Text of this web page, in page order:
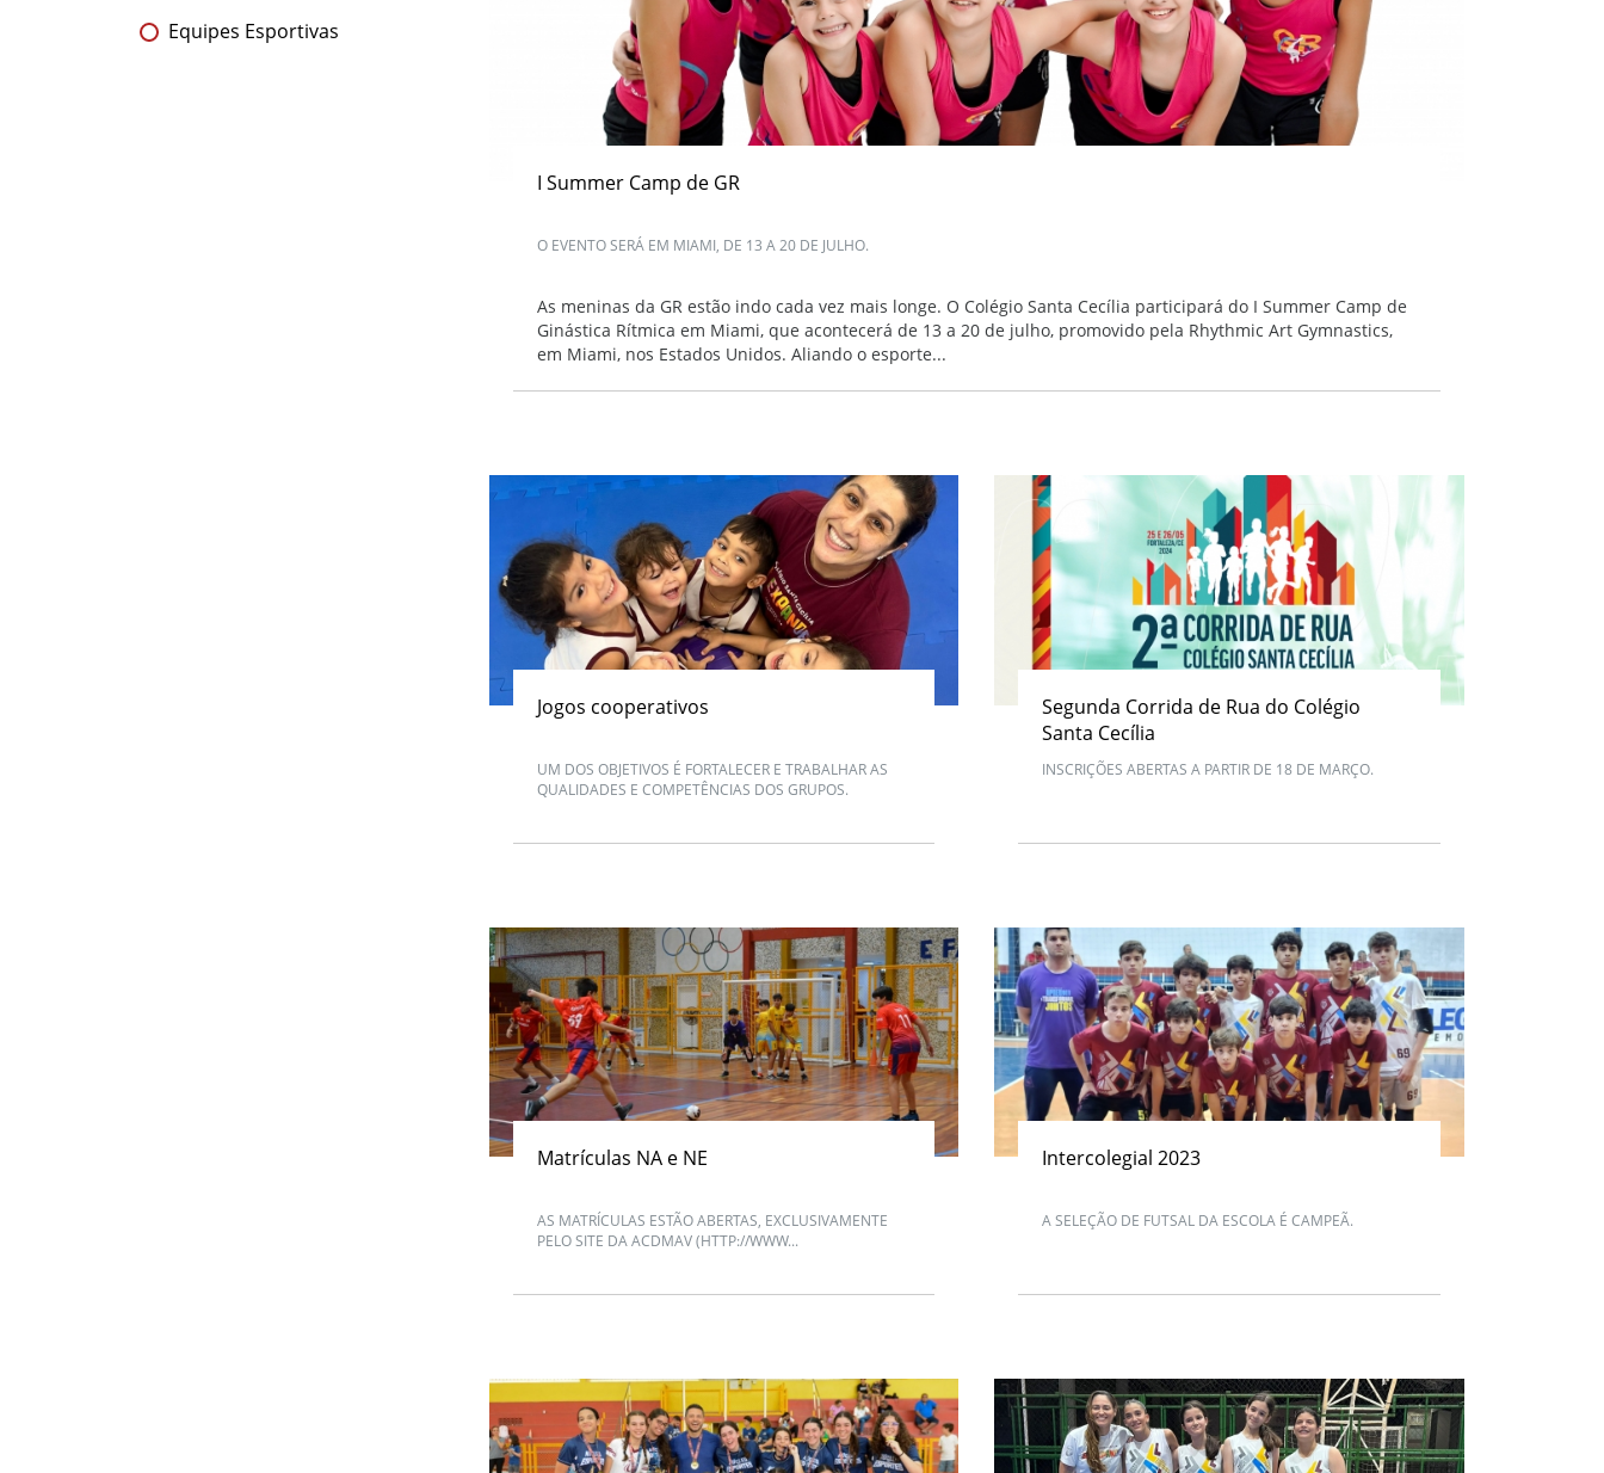
Equipes Esportivas
I Summer Camp de GR
O EVENTO SERÁ EM MIAMI, DE 13 A 20 DE JULHO.
As meninas da GR estão indo cada vez mais longe. O Colégio Santa Cecília participará do I Summer Camp de
Ginástica Rítmica em Miami, que acontecerá de 13 a 20 de julho, promovido pela Rhythmic Art Gymnastics,
em Miami, nos Estados Unidos. Aliando o esporte...
Jogos cooperativos
UM DOS OBJETIVOS É FORTALECER E TRABALHAR AS
QUALIDADES E COMPETÊNCIAS DOS GRUPOS.
Segunda Corrida de Rua do Colégio
Santa Cecília
INSCRIÇÕES ABERTAS A PARTIR DE 18 DE MARÇO.
Matrículas NA e NE
AS MATRÍCULAS ESTÃO ABERTAS, EXCLUSIVAMENTE
PELO SITE DA ACDMAV (HTTP://WWW...
Intercolegial 2023
A SELEÇÃO DE FUTSAL DA ESCOLA É CAMPEÃ.